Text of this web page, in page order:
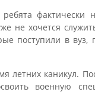
фактически
не хочется
поступили в вуз,
летних каникул.
военную